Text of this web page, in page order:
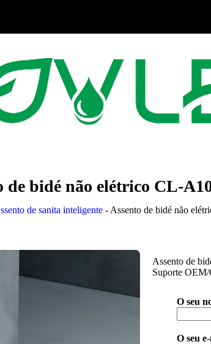
de bidé não elétrico CL-
de sanita inteligente - Assento de bidé não
Assento de
Suporte
O seu
O seu